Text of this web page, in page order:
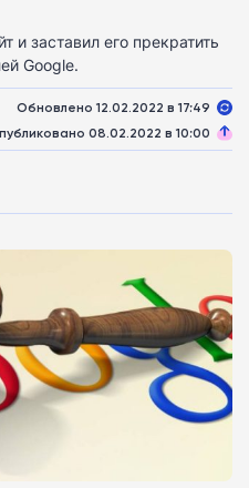
и заставил его прекратить
Google.
Обновлено 12.02.2022 в 17:49
08.02.2022 в 10:00